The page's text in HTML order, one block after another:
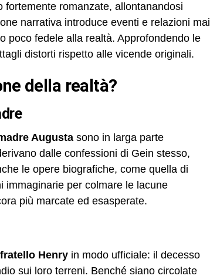
romanzate, allontanandosi
narrativa introduce eventi e relazioni mai
poco fedele alla realtà. Approfondendo le
distorti rispetto alle vicende originali.
della realtà?
Augusta sono in larga parte
dalle confessioni di Gein stesso,
le opere biografiche, come quella di
immaginarie per colmare le lacune
più marcate ed esasperate.
Henry in modo ufficiale: il decesso
sui loro terreni. Benché siano circolate